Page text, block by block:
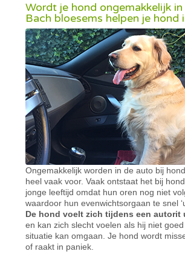
Wordt je hond ongemakkelijk
Bach bloesems helpen je hond
Ongemakkelijk worden in de auto bij
heel vaak voor. Vaak ontstaat het bij
jonge leeftijd omdat hun oren nog niet
waardoor hun evenwichtsorgaan te snel
De hond voelt zich tijdens een autorit
en kan zich slecht voelen als hij niet
situatie kan omgaan. Je hond wordt
of raakt in paniek.